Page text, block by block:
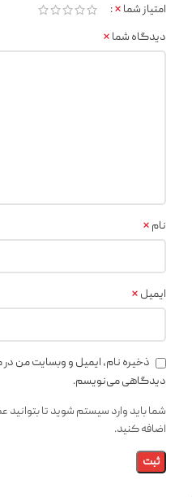
امتیاز شما *
دیدگاه شما *
نام *
ایمیل *
ذخیره نام، ایمیل و وبسایت من در
دیدگاهی می‌نویسم.
شما باید وارد سیستم شوید تا
اضافه کنید.